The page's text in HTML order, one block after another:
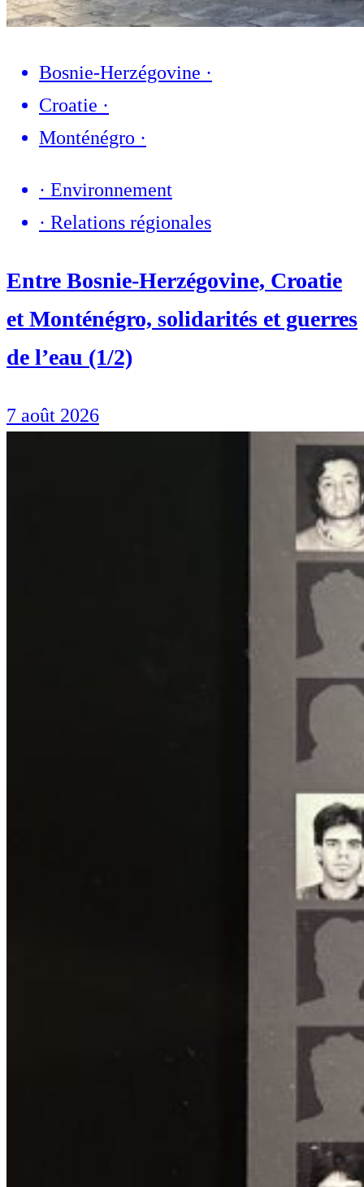
Bosnie-Herzégovine ·
Croatie ·
Monténégro ·
· Environnement
· Relations régionales
Entre Bosnie-Herzégovine, Croatie
et Monténégro, solidarités et guerres
de l’eau (1/2)
7 août 2026